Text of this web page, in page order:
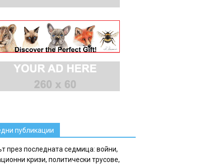
публикации
през последната седмица: войни,
кризи, политически трусове,